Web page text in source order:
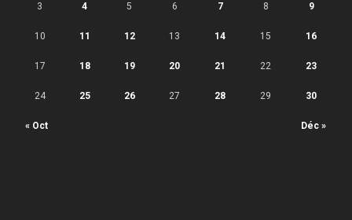
« Oct Déc »
3 4 5 6 7 8 9
10 11 12 13 14 15 16
17 18 19 20 21 22 23
24 25 26 27 28 29 30